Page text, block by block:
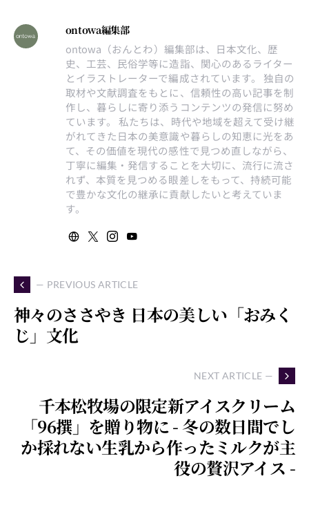
ontowa編集部
ontowa（おんとわ）編集部は、日本文化、歴
史、工芸、民俗学等に造詣、関心のあるライター
とイラストレーターで編成されています。 独自の
取材や文献調査をもとに、信頼性の高い記事を制
作し、暮らしに寄り添うコンテンツの発信に努め
ています。 私たちは、時代や地域を超えて受け継
がれてきた日本の美意識や暮らしの知恵に光をあ
て、その価値を現代の感性で見つめ直しながら、
丁寧に編集・発信することを大切に、流行に流さ
れず、本質を見つめる眼差しをもって、持続可能
で豊かな文化の継承に貢献したいと考えていま
す。
— PREVIOUS ARTICLE
神々のささやき 日本の美しい「おみく
じ」文化
NEXT ARTICLE —
千本松牧場の限定新アイスクリーム
「96撰」を贈り物に - 冬の数日間でし
か採れない生乳から作ったミルクが主
役の贅沢アイス -